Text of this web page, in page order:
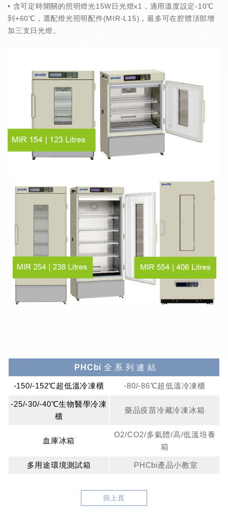
• 含可定時開關的照明燈光15W日光燈x1，適用溫度設定-10℃
到+60℃，選配燈光照明配件(MIR-L15)，最多可在腔體頂部增
加三支日光燈。
PHCbi 全 系 列 連 結
-150/-152℃超低溫冷凍櫃 -80/-86℃超低溫冷凍櫃
-25/-30/-40℃生物醫學冷凍
櫃
藥品疫苗冷藏冷凍冰箱
血庫冰箱
O2/CO2/多氣體/高/低溫培養
箱
多用途環境測試箱 PHCbi產品小教室
回上頁